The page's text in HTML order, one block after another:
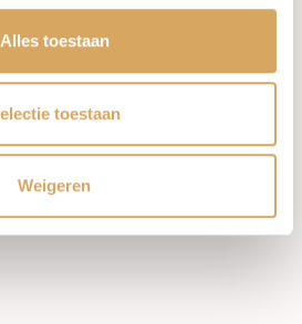
Alles toestaan
toestaan
Weigeren